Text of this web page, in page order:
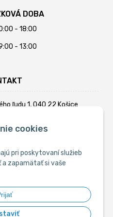
cookies
pri poskytovaní služieb
a zapamätať si vaše
DOBA
- 18:00
- 13:00
ľudu 1, 040 22 Košice
902 794 355
info@krmiva.sk